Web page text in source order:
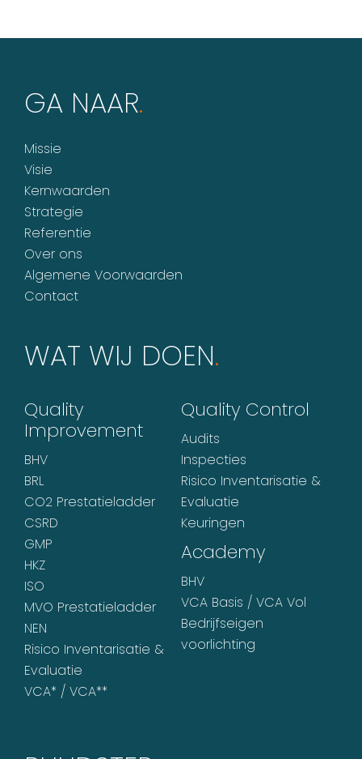
GA NAAR.
Missie
Visie
Kernwaarden
Strategie
Referentie
Over ons
Algemene Voorwaarden
Contact
WAT WIJ DOEN.
Quality
Improvement
BHV
BRL
CO2 Prestatieladder
CSRD
GMP
HKZ
ISO
MVO Prestatieladder
NEN
Risico Inventarisatie &
Evaluatie
VCA* / VCA**
Quality Control
Audits
Inspecties
Risico Inventarisatie &
Evaluatie
Keuringen
Academy
BHV
VCA Basis / VCA Vol
Bedrijfseigen
voorlichting